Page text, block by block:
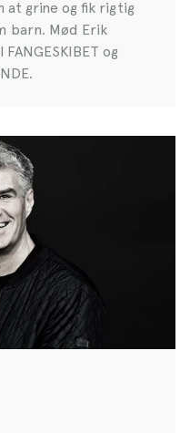
at grine og fik rigtig
barn. Mød Erik
og